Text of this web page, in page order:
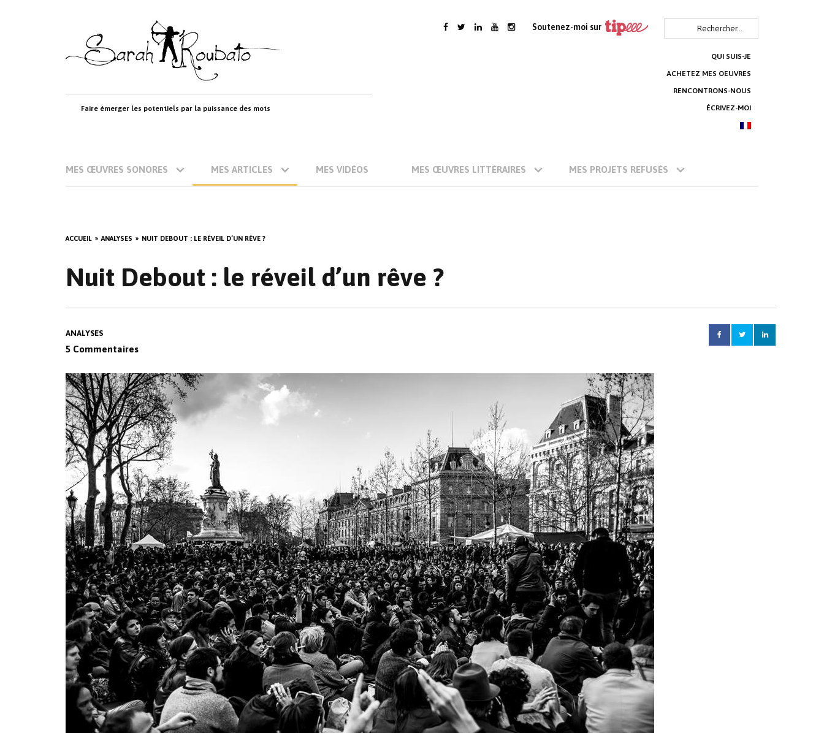
content
Faire émerger les potentiels par la puissance des mots
Soutenez-moi sur Rechercher :
QUI SUIS-JE
ACHETEZ MES OEUVRES
RENCONTRONS-NOUS
ÉCRIVEZ-MOI
MES ŒUVRES SONORES MES ARTICLES MES VIDÉOS MES ŒUVRES LITTÉRAIRES MES PROJETS REFUSÉS
ACCUEIL ANALYSES NUIT DEBOUT : LE RÉVEIL D’UN RÊVE ?
Nuit Debout : le réveil d’un rêve ?
ANALYSES
5 Commentaires